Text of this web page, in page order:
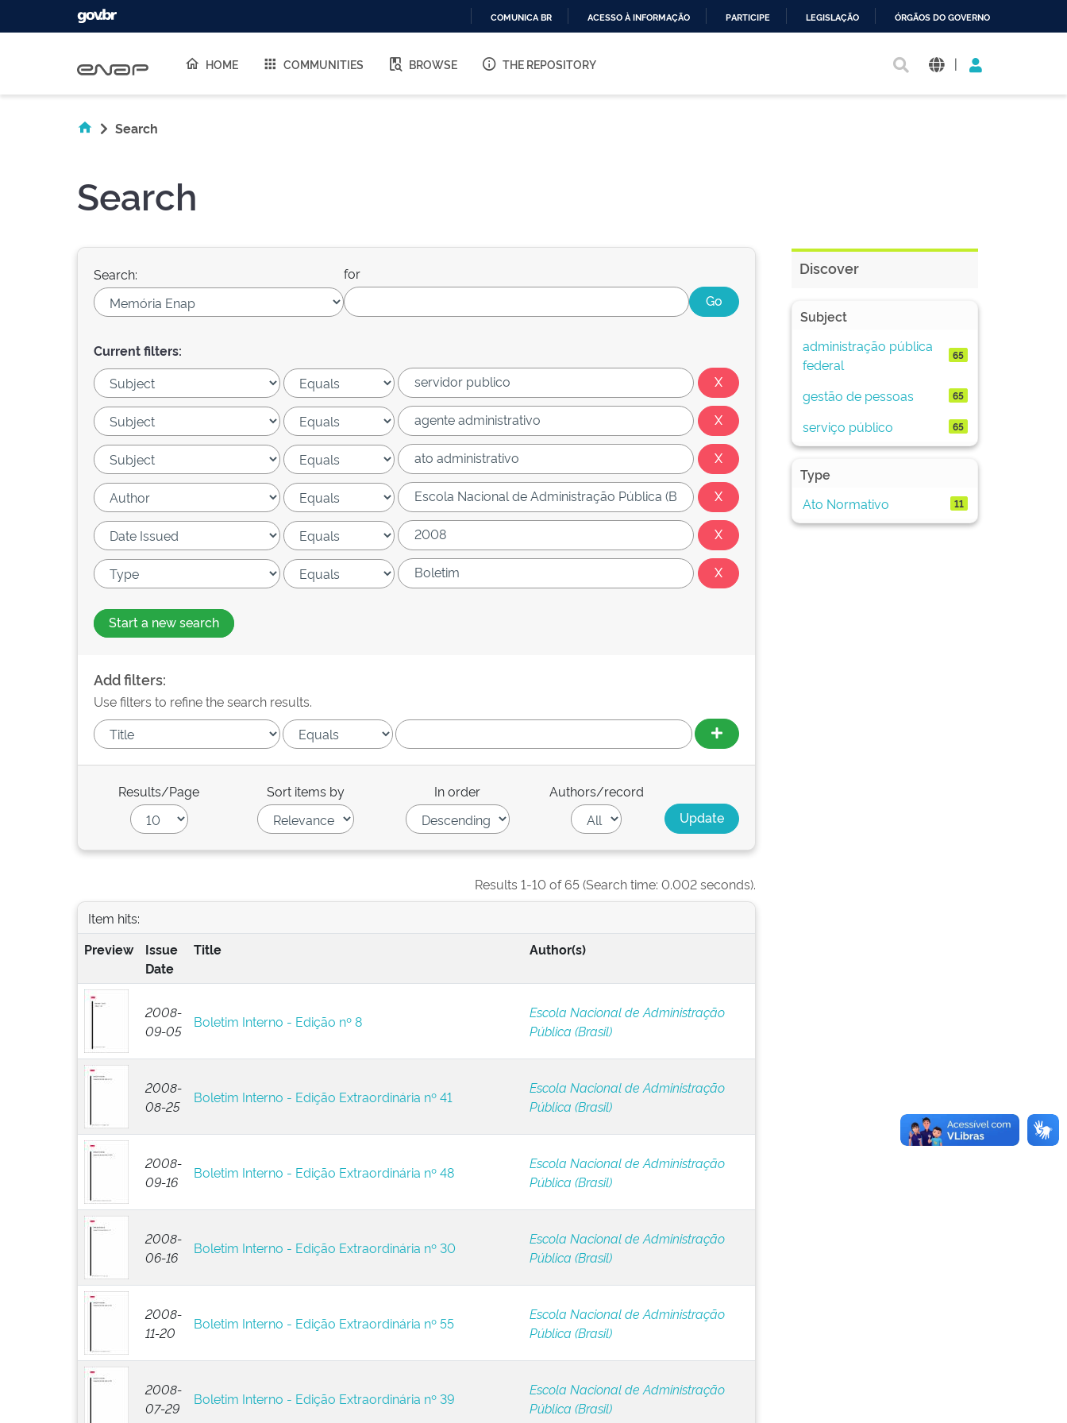
O
COMUNICA BR ACESSO À INFORMAÇÃO PARTICIPE LEGISLAÇÃO ÓRGÃOS DO GOVERNO
HOME COMMUNITIES BROWSE THE REPOSITORY |
Search
Search
Search: for
Current filters:
Start a new search
Add filters:
Use filters to refine the search results.
Results/Page Sort items by In order Authors/record
Results 1-10 of 65 (Search time: 0.002 seconds).
Item hits:
Preview
Issue
Date
Title Author(s)
2008-
09-05
Boletim Interno - Edição nº 8
Escola Nacional de Administração
Pública (Brasil)
2008-
08-25
Boletim Interno - Edição Extraordinária nº 41
Escola Nacional de Administração
Pública (Brasil)
2008-
09-16
Boletim Interno - Edição Extraordinária nº 48
Escola Nacional de Administração
Pública (Brasil)
2008-
06-16
Boletim Interno - Edição Extraordinária nº 30
Escola Nacional de Administração
Pública (Brasil)
2008-
11-20
Boletim Interno - Edição Extraordinária nº 55
Escola Nacional de Administração
Pública (Brasil)
2008-
07-29
Boletim Interno - Edição Extraordinária nº 39
Escola Nacional de Administração
Pública (Brasil)
Discover
Subject
administração pública
federal
65
gestão de pessoas 65
serviço público 65
Type
Ato Normativo
11